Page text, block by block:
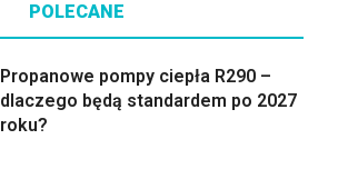
POLECANE
Propanowe pompy ciepła R290 –
dlaczego będą standardem po 2027
roku?